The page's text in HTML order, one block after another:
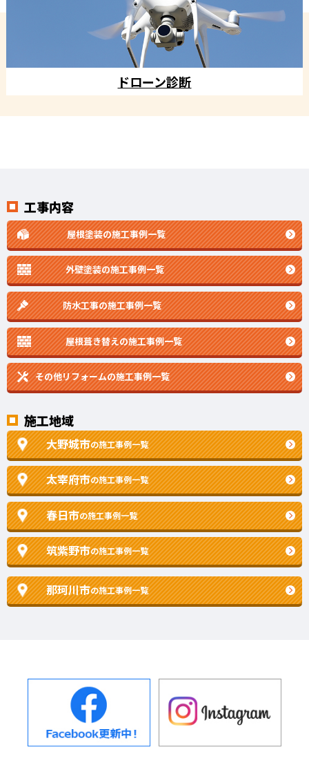
ドローン診断
工事内容
屋根塗装の施工事例一覧
外壁塗装の施工事例一覧
防水工事の施工事例一覧
屋根葺き替えの施工事例一覧
その他リフォームの施工事例一覧
施工地域
大野城市の施工事例一覧
太宰府市の施工事例一覧
春日市の施工事例一覧
筑紫野市の施工事例一覧
那珂川市の施工事例一覧